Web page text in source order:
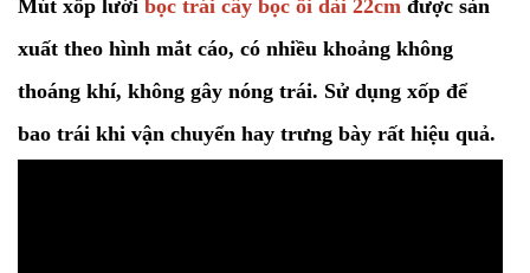
Mút xốp lưới bọc trái cây bọc ổi dài 22cm được sản
xuất theo hình mắt cáo, có nhiều khoảng không
thoáng khí, không gây nóng trái. Sử dụng xốp để
bao trái khi vận chuyển hay trưng bày rất hiệu quả.